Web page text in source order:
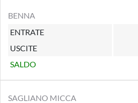
BENNA
ENTRATE
USCITE
SALDO
SAGLIANO MICCA